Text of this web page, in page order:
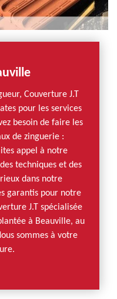
Couverture J.T
pour les services
besoin de faire les
de zinguerie :
appel à notre
techniques et des
dans notre
garantis pour notre
J.T spécialisée
à Beauville, au
sommes à votre